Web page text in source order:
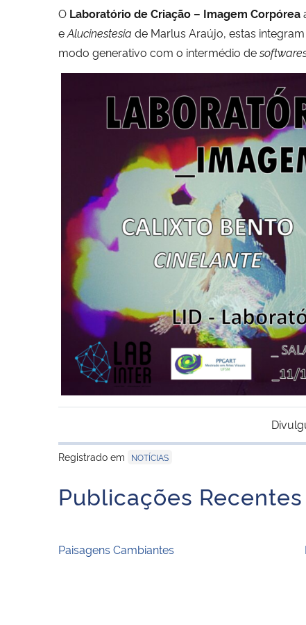
O Laboratório de Criação – Imagem Corpórea
eAlucinestesia de Marlus Araújo, estas
modo generativo com o intermédio de
Registrado em
NOTÍCIAS
Publicações Recentes
Paisagens Cambiantes